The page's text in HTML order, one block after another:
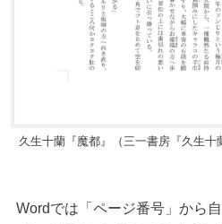
久生十蘭『魔都』（三一書房『久生十
Wordでは「ページ番号」から